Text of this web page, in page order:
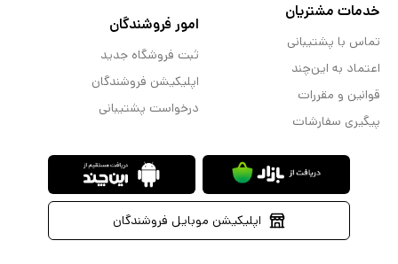
خدمات مشتریان
تماس با پشتیبانی
اعتماد به این‌چند
قوانین و مقررات
پیگیری سفارشات
امور فروشندگان
ثبت فروشگاه جدید
اپلیکیشن فروشندگان
درخواست پشتیبانی
اپلیکیشن موبایل فروشندگان